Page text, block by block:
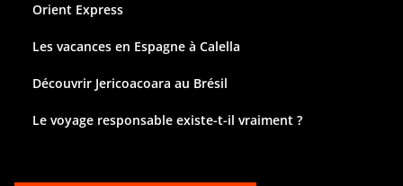
Orient Express
Les vacances en Espagne à Calella
Découvrir Jericoacoara au Brésil
Le voyage responsable existe-t-il vraiment ?